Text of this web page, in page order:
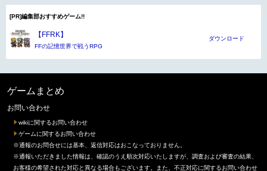
[PR]編集部おすすめゲーム!!
【FFRK】
FFの記憶世界で戦うRPG
ダウンロード
ゲームまとめ
お問い合わせ
wikiに関するお問い合わせ
ゲームに関するお問い合わせ
※通報のお問合せには基本、返信対応はおこなっておりません。
※通報いただきました情報は、確認のうえ順次対応いたしますが、調査および審査の結果、
お客様の希望された対応と異なる場合もございます。また、不正対応に関するお問い合わせ